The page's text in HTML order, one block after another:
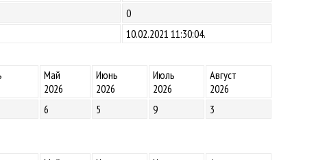
0
10.02.2021 11:30:04.
Май
2026
Июнь
2026
Июль
2026
Август
2026
6 5 9 3